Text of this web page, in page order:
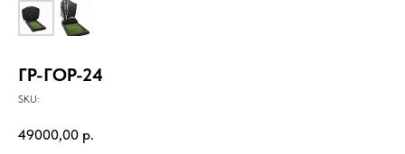
ГР-ГОР-24
SKU:
49000,00 р.